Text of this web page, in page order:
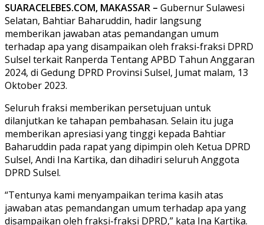
SUARACELEBES.COM, MAKASSAR – Gubernur Sulawesi
Selatan, Bahtiar Baharuddin, hadir langsung
memberikan jawaban atas pemandangan umum
terhadap apa yang disampaikan oleh fraksi-fraksi DPRD
Sulsel terkait Ranperda Tentang APBD Tahun Anggaran
2024, di Gedung DPRD Provinsi Sulsel, Jumat malam, 13
Oktober 2023.
Seluruh fraksi memberikan persetujuan untuk
dilanjutkan ke tahapan pembahasan. Selain itu juga
memberikan apresiasi yang tinggi kepada Bahtiar
Baharuddin pada rapat yang dipimpin oleh Ketua DPRD
Sulsel, Andi Ina Kartika, dan dihadiri seluruh Anggota
DPRD Sulsel.
“Tentunya kami menyampaikan terima kasih atas
jawaban atas pemandangan umum terhadap apa yang
disampaikan oleh fraksi-fraksi DPRD,” kata Ina Kartika.